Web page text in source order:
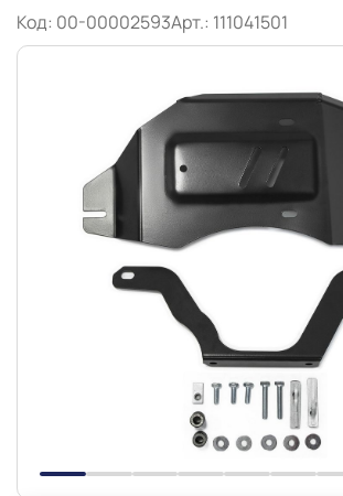
Код: 00-00002593Арт.: 111041501
Slide 1 of 9